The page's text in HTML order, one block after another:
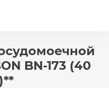
BN-173 (40